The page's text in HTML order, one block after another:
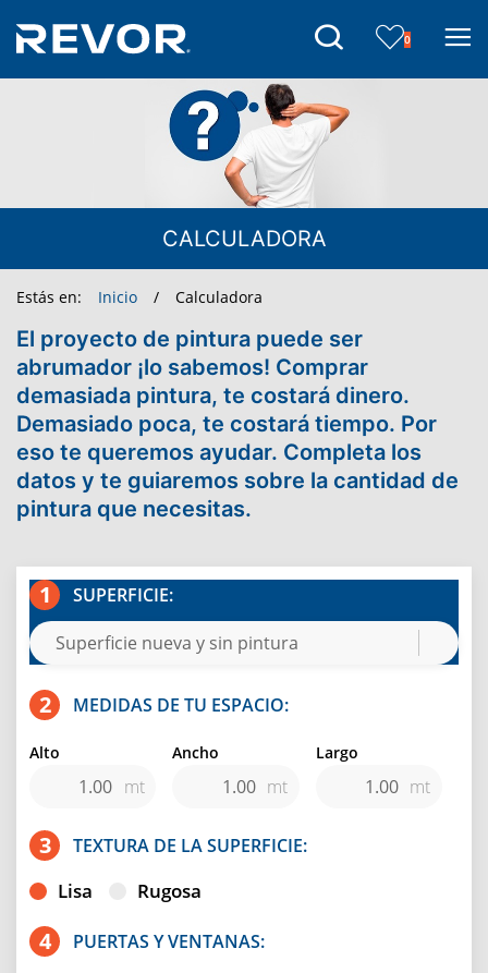
0
CALCULADORA
Estás en: Inicio / Calculadora
El proyecto de pintura puede ser
abrumador ¡lo sabemos! Comprar
demasiada pintura, te costará dinero.
Demasiado poca, te costará tiempo. Por
eso te queremos ayudar. Completa los
datos y te guiaremos sobre la cantidad de
pintura que necesitas.
SUPERFICIE:
MEDIDAS DE TU ESPACIO:
Alto
mt
Ancho
mt
Largo
mt
TEXTURA DE LA SUPERFICIE:
Lisa Rugosa
PUERTAS Y VENTANAS: